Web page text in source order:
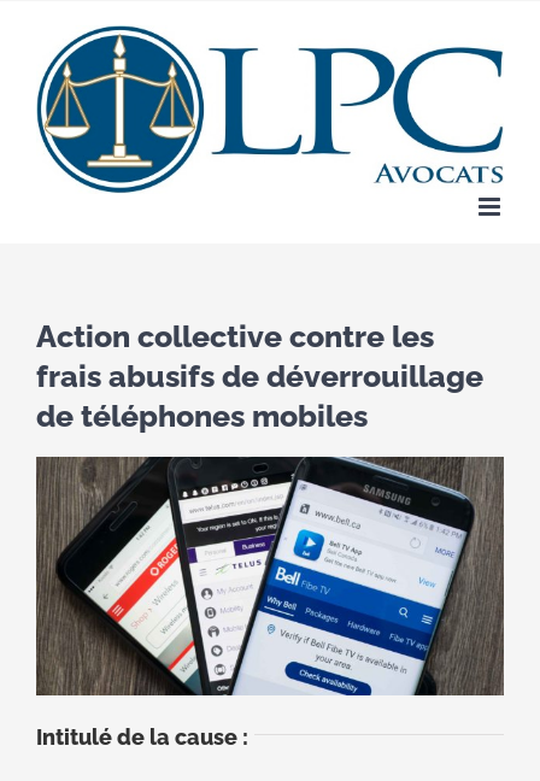
content
Action collective contre les
frais abusifs de déverrouillage
de téléphones mobiles
Intitulé de la cause :